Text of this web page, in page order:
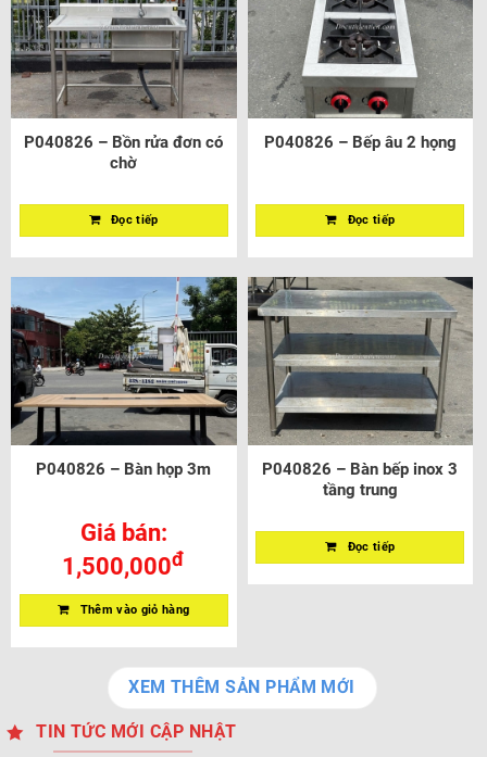
P040826 – Bồn rửa đơn có
chờ
Đọc tiếp
P040826 – Bếp âu 2 họng
Đọc tiếp
P040826 – Bàn họp 3m
Giá bán:
1,500,000đ
Thêm vào giỏ hàng
P040826 – Bàn bếp inox 3
tầng trung
Đọc tiếp
XEM THÊM SẢN PHẨM MỚI
TIN TỨC MỚI CẬP NHẬT